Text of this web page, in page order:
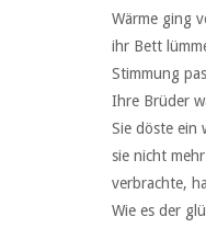
Wärme ging
ihr Bett
Stimmung
Ihre Brüder
Sie döste ein
sie nicht
verbrachte,
Wie es der